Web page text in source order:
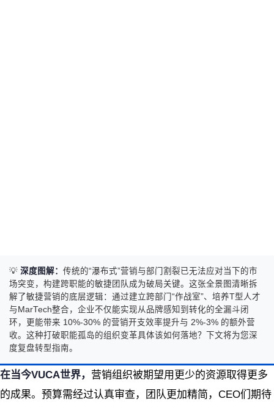
💡 深度图解： 传统的“瀑布式”营销与部门割裂已无法应对当下的市
场突变，构建跨职能的敏捷团队成为破局关键。这张全景图清晰拆
解了敏捷营销的底层逻辑：通过建立跨部门“作战室”、培养T型人才
与MarTech整合，企业不仅能实现从品牌感知到转化的全漏斗闭
环，更能带来 10%-30% 的营销开支效率提升与 2%-3% 的额外营
收。这种打破职能孤岛的组织变革具体该如何落地？下文将为您深
度复盘转型指南。
在当今VUCA世界， 营销组织被期望用更少的资源取得更多
的成果。预算需经过认真审查，团队更加精简，CEO们期待